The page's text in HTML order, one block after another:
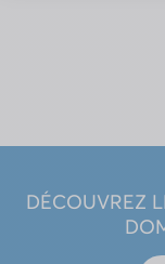
DÉCOUVREZ